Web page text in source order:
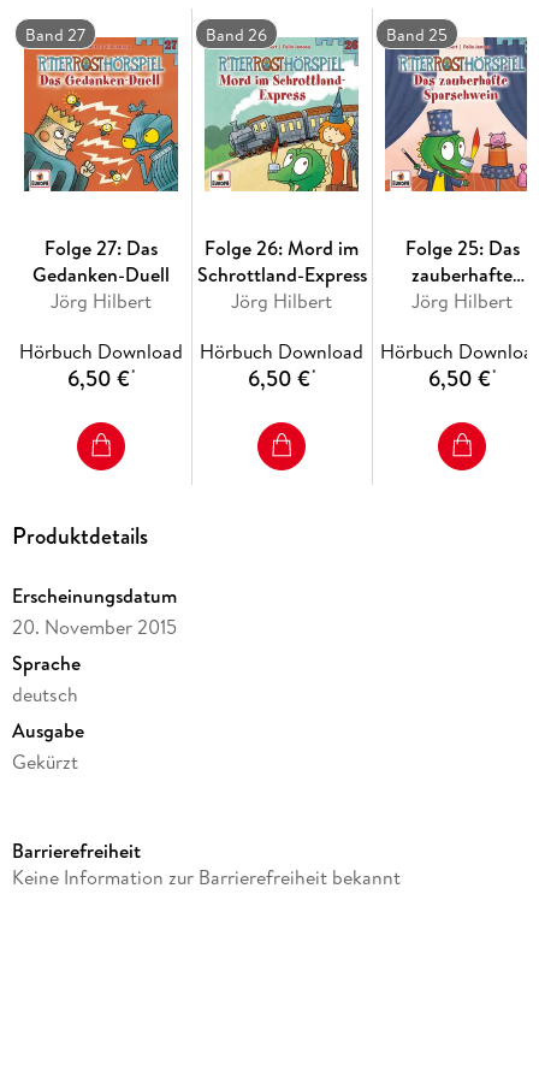
Band 27
Folge 27: Das
Gedanken-Duell
Jörg Hilbert
Hörbuch Download
6,50 €*
Band 26
Folge 26: Mord im
Schrottland-Express
Jörg Hilbert
Hörbuch Download
6,50 €*
Band 25
Folge 25: Das
zauberhafte
Sparschwein
Jörg Hilbert
Hörbuch
6,50 €*
Produktdetails
Erscheinungsdatum
20. November 2015
Sprache
deutsch
Ausgabe
Gekürzt
Laufzeit
Barrierefreiheit
Keine Information zur Barrierefreiheit bekannt